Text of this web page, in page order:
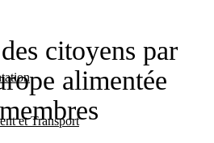
et Transport
citoyens par
alimentée